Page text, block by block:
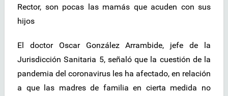
Rector, son pocas las mamás que acuden con sus
hijos
El doctor Oscar González Arrambide, jefe de la
Jurisdicción Sanitaria 5, señaló que la cuestión de la
pandemia del coronavirus les ha afectado, en relación
a que las madres de familia en cierta medida no